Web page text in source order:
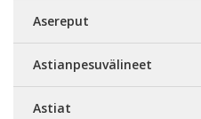
Asereput
Astianpesuvälineet
Astiat